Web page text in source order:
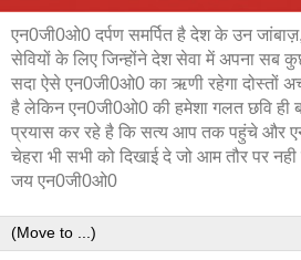
एन0जी0ओ0 दर्पण समर्पित है देश के उन
सेवियों के लिए जिन्होंने देश सेवा में अपना सब
सदा ऐसे एन0जी0ओ0 का ऋणी रहेगा दोस्तों
है लेकिन एन0जी0ओ0 की हमेशा गलत छवि ही
प्रयास कर रहे है कि सत्य आप तक पहुंचे और
चेहरा भी सभी को दिखाई दे जो आम तौर पर
जय एन0जी0ओ0